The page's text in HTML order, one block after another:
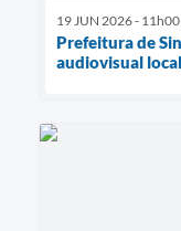
19 JUN 2026 - 11h00
Prefeitura de
audiovisual